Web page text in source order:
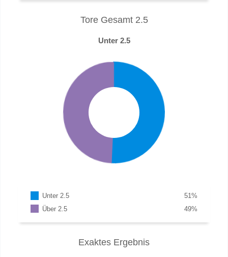
Tore Gesamt 2.5
Unter 2.5
Unter 2.5 %
51
Über 2.5
%
49
Exaktes Ergebnis